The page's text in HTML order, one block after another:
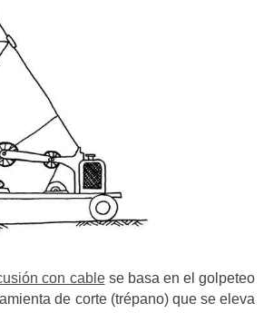
con cablese basa en el golpeteo
de corte (trépano) que se eleva